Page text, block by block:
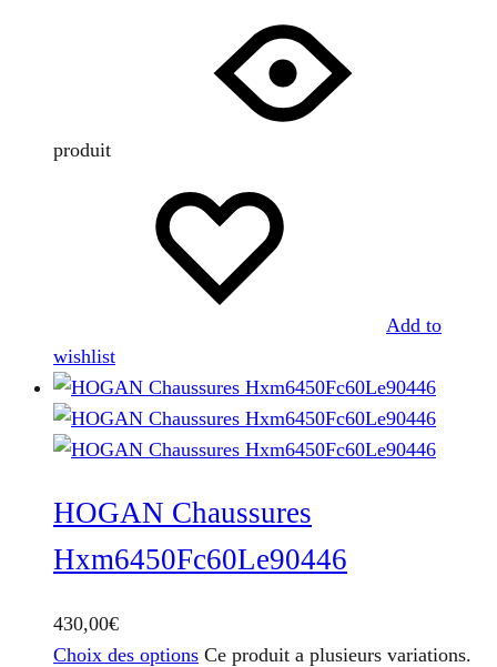
produit
Add to
wishlist
HOGAN Chaussures
Hxm6450Fc60Le90446
430,00€
Choix des options Ce produit a plusieurs variations.